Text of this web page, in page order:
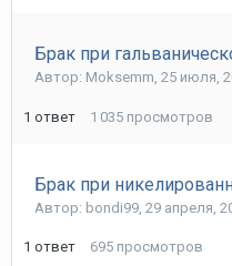
Брак при
Автор: Moksemm, 25 июля,
1 ответ 1 035 просмотров
Брак при
Автор: bondi99, 29 апреля,
1 ответ 695 просмотров